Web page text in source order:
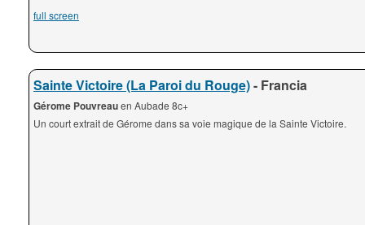
full screen
Sainte Victoire (La Paroi du Rouge)- Francia
Gérome Pouvreauen Aubade 8c+
Un court extrait de Gérome dans sa voie magique de la Sainte Victoire.